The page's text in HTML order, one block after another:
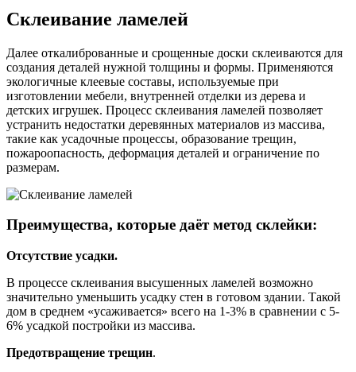
Склеивание ламелей
Далее откалиброванные и срощенные доски склеиваются для
создания деталей нужной толщины и формы. Применяются
экологичные клеевые составы, используемые при
изготовлении мебели, внутренней отделки из дерева и
детских игрушек. Процесс склеивания ламелей позволяет
устранить недостатки деревянных материалов из массива,
такие как усадочные процессы, образование трещин,
пожароопасность, деформация деталей и ограничение по
размерам.
Преимущества, которые даёт метод склейки:
Отсутствие усадки.
В процессе склеивания высушенных ламелей возможно
значительно уменьшить усадку стен в готовом здании. Такой
дом в среднем «усаживается» всего на 1-3% в сравнении с 5-
6% усадкой постройки из массива.
Предотвращение трещин.